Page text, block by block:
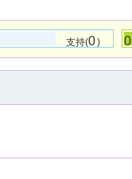
支持(0) 0